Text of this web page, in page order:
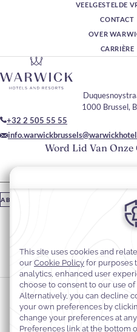
VEELGESTELDE
CONTACT
OVER
CARRIÈRE
Word Lid Van
ABONNEREN
1000 Brussel,
+32 2 505 55 55
Blijf Op De